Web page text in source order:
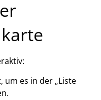
um es in der „Liste